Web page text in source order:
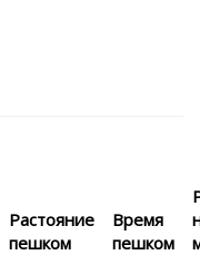
Растояние
пешком
Время
пешком